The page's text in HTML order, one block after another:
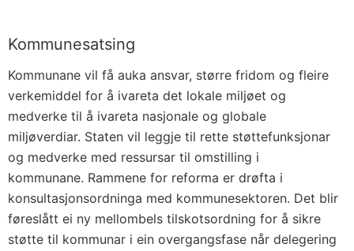
Kommunesatsing
Kommunane vil få auka ansvar, større fridom og fleire
verkemiddel for å ivareta det lokale miljøet og
medverke til å ivareta nasjonale og globale
miljøverdiar. Staten vil leggje til rette støttefunksjonar
og medverke med ressursar til omstilling i
kommunane. Rammene for reforma er drøfta i
konsultasjonsordninga med kommunesektoren. Det blir
føreslått ei ny mellombels tilskotsordning for å sikre
støtte til kommunar i ein overgangsfase når delegering